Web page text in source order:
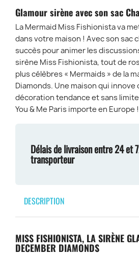
Glamour sirène avec son sac
La Mermaid Miss Fishionista va
dans votre maison ! Avec son sac
succès pour animer les
sirène Miss Fishionista, tout de
plus célèbres « Mermaids » de la
Diamonds. Une maison qui innove
décoration tendance et sans
You & Me Paris importe en Europe !
Délais de livraison entre 24 et
transporteur
DESCRIPTION
MISS FISHIONISTA, LA SIRÈNE
DECEMBER DIAMONDS